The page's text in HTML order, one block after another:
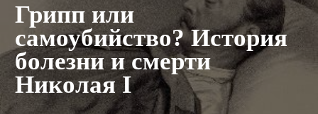
Грипп или
самоубийство? История
болезни и смерти
Николая I